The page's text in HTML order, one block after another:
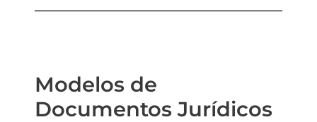
Modelos de
Documentos Jurídicos